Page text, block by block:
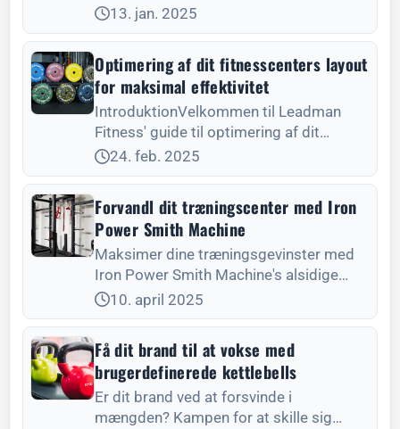
fremhæv deres historie,
produktionskvalitet, overkommelige
13. jan. 2025
Optimering af dit fitnesscenters layout
for maksimal effektivitet
IntroduktionVelkommen til Leadman
Fitness' guide til optimering af dit
fitnesscenters layout.
24. feb. 2025
Forvandl dit træningscenter med Iron
Power Smith Machine
Maksimer dine træningsgevinster med
Iron Power Smith Machine's alsidige
funktioner, der sikrer sikkerhed og
effektivitet i styrketræningen.
10. april 2025
Få dit brand til at vokse med
brugerdefinerede kettlebells
Er dit brand ved at forsvinde i
mængden? Kampen for at skille sig